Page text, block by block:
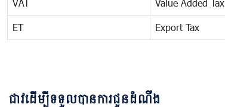
VAT Value Added Tax
ET Export Tax
ជាវដើម្បីទទួលបានការជូនដំណឹង